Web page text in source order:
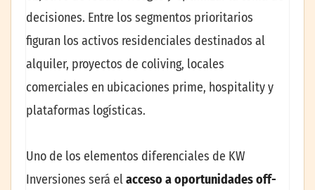
decisiones. Entre los segmentos prioritarios
figuran los activos residenciales destinados al
alquiler, proyectos de coliving, locales
comerciales en ubicaciones prime, hospitality y
plataformas logísticas.
Uno de los elementos diferenciales de KW
Inversiones será elacceso a oportunidades off-